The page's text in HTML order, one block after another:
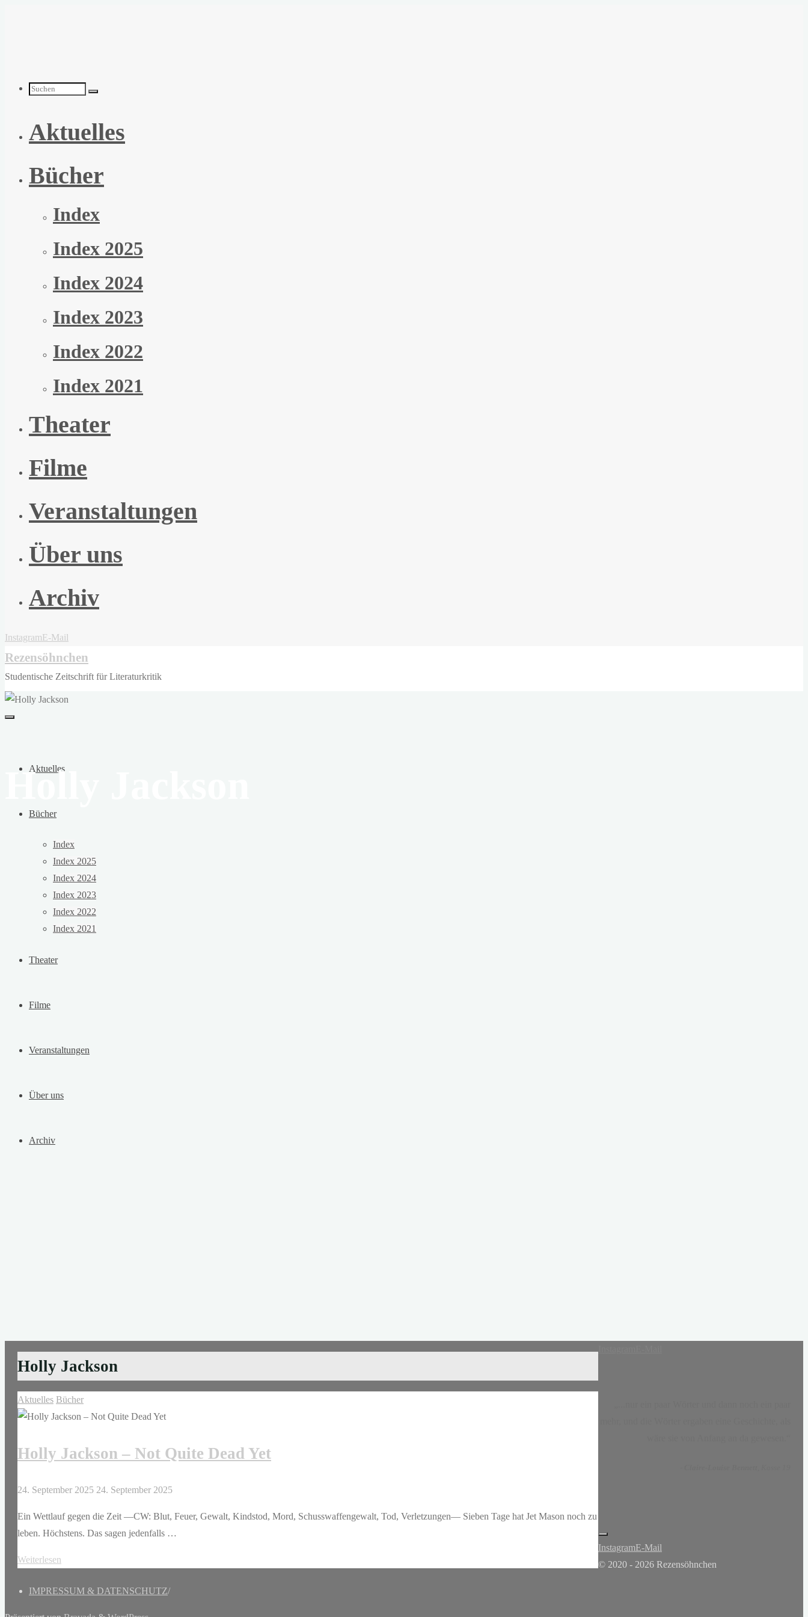
Suchen
nach:
Aktuelles
Bücher
Index
Index 2025
Index 2024
Index 2023
Index 2022
Index 2021
Theater
Filme
Veranstaltungen
Über uns
Archiv
InstagramE-Mail
Rezensöhnchen
Studentische Zeitschrift für Literaturkritik
Aktuelles
Bücher
Index
Index 2025
Index 2024
Index 2023
Index 2022
Index 2021
Theater
Filme
Veranstaltungen
Über uns
Archiv
Holly Jackson
Holly Jackson
Aktuelles Bücher
Holly Jackson – Not Quite Dead Yet
24. September 2025 24. September 2025
Ein Wettlauf gegen die Zeit —CW: Blut, Feuer, Gewalt, Kindstod, Mord, Schusswaffengewalt, Tod, Verletzungen— Sieben Tage hat Jet Mason noch zu
leben. Höchstens. Das sagen jedenfalls …
Weiterlesen
–
InstagramE-Mail
© 2020 - 2026 Rezensöhnchen
IMPRESSUM & DATENSCHUTZ/